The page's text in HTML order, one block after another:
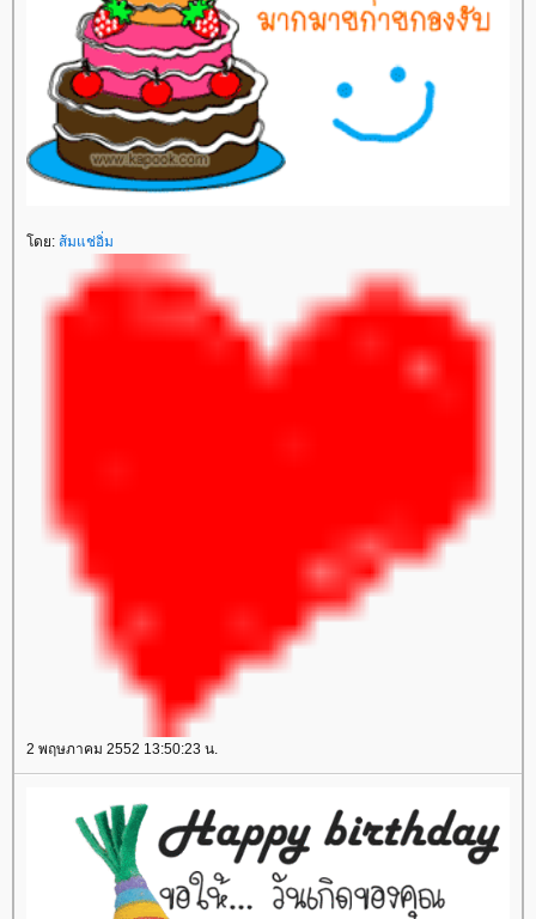
ดย: ส้มแช่อิ่ม
2 พฤษภาคม 2552 13:50:23 น.